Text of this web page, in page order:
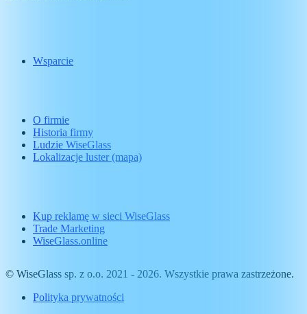
Wsparcie
O firmie
Historia firmy
Ludzie WiseGlass
Lokalizacje luster (mapa)
Kup reklamę w sieci WiseGlass
Trade Marketing
WiseGlass.online
© WiseGlass sp. z o.o. 2021 - 2026. Wszystkie prawa zastrzeżone.
Polityka prywatności